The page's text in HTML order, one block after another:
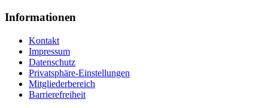
Informationen
Kontakt
Impressum
Datenschutz
Privatsphäre-Einstellungen
Mitgliederbereich
Barrierefreiheit